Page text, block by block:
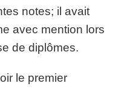
notes; il avait
avec mention lors
de diplômes.
le premier